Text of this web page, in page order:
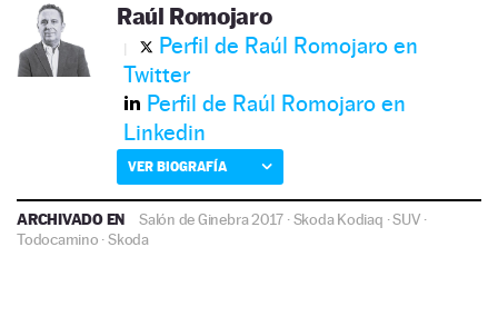
Raúl Romojaro
Perfil de Raúl Romojaro en
Twitter
Perfil de Raúl Romojaro en
Linkedin
VER BIOGRAFÍA
ARCHIVADO EN Salón de Ginebra 2017 ·Skoda Kodiaq ·SUV ·
Todocamino ·Skoda